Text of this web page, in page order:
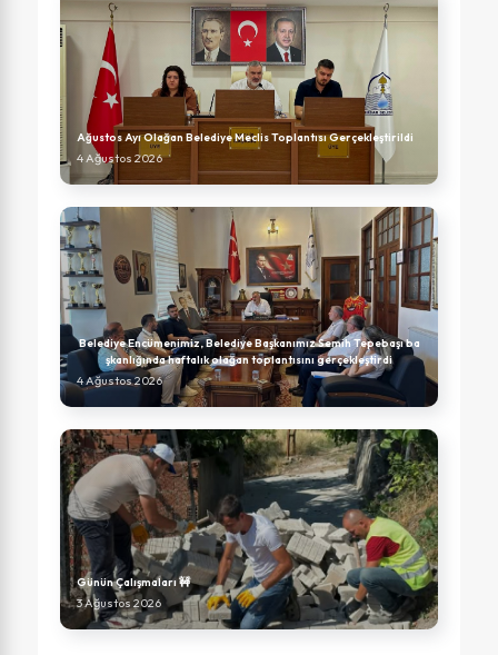
Ağustos Ayı Olağan Belediye Meclis Toplantısı Gerçekleştirildi
4 Ağustos 2026
Belediye Encümenimiz, Belediye Başkanımız Semih Tepebaşı ba
şkanlığında haftalık olağan toplantısını gerçekleştirdi
4 Ağustos 2026
Günün Çalışmaları 🚧
3 Ağustos 2026